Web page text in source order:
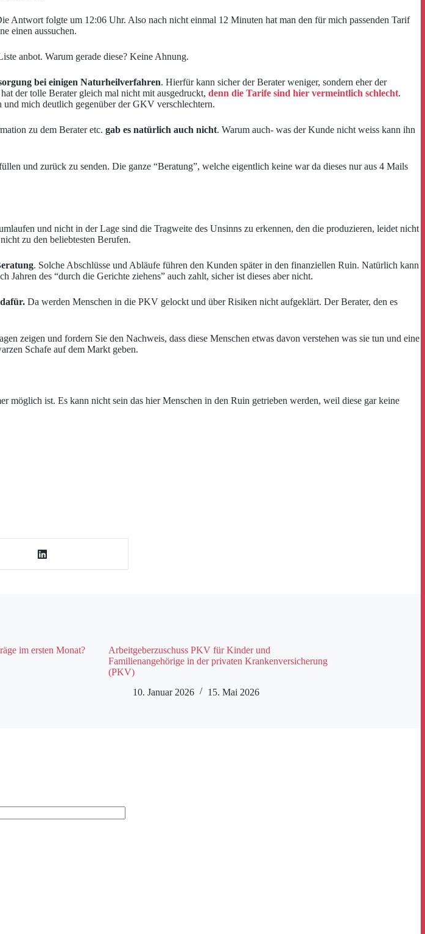
Antwort folgte um 12:06 Uhr. Also nach nicht einmal 12 Minuten hat man den für mich passenden Tarif
einen aussuchen.
anbot. Warum gerade diese? Keine Ahnung.
bei einigen Naturheilverfahren. Hierfür kann sicher der Berater weniger, sondern eher der
der tolle Berater gleich mal nicht mit ausgedruckt, denn die Tarife sind hier vermeintlich schlecht.
mich deutlich gegenüber der GKV verschlechtern.
zu dem Berater etc. gab es natürlich auch nicht. Warum auch- was der Kunde nicht weiss kann ihn
und zurück zu senden. Die ganze “Beratung”, welche eigentlich keine war da dieses nur aus 4 Mails
und nicht in der Lage sind die Tragweite des Unsinns zu erkennen, den die produzieren, leidet nicht
zu den beliebtesten Berufen.
. Solche Abschlüsse und Abläufe führen den Kunden später in den finanziellen Ruin. Natürlich kann
des “durch die Gerichte ziehens” auch zahlt, sicher ist dieses aber nicht.
Da werden Menschen in die PKV gelockt und über Risiken nicht aufgeklärt. Der Berater, den es
zeigen und fordern Sie den Nachweis, dass diese Menschen etwas davon verstehen was sie tun und eine
Schafe auf dem Markt geben.
ist. Es kann nicht sein das hier Menschen in den Ruin getrieben werden, weil diese gar keine
im ersten Monat?
Arbeitgeberzuschuss PKV für Kinder und
Familienangehörige in der privaten Krankenversicherung
(PKV)
10. Januar 2026
15. Mai 2026